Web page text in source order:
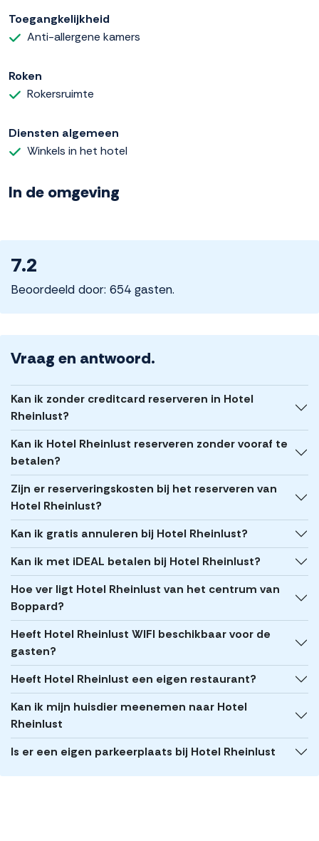
Toegangkelijkheid
Anti-allergene kamers
Roken
Rokersruimte
Diensten algemeen
Winkels in het hotel
In de omgeving
7.2
Beoordeeld door: 654 gasten.
Vraag en antwoord.
Kan ik zonder creditcard reserveren in Hotel
Rheinlust?
Kan ik Hotel Rheinlust reserveren zonder vooraf te
betalen?
Zijn er reserveringskosten bij het reserveren van
Hotel Rheinlust?
Kan ik gratis annuleren bij Hotel Rheinlust?
Kan ik met iDEAL betalen bij Hotel Rheinlust?
Hoe ver ligt Hotel Rheinlust van het centrum van
Boppard?
Heeft Hotel Rheinlust WIFI beschikbaar voor de
gasten?
Heeft Hotel Rheinlust een eigen restaurant?
Kan ik mijn huisdier meenemen naar Hotel
Rheinlust
Is er een eigen parkeerplaats bij Hotel Rheinlust